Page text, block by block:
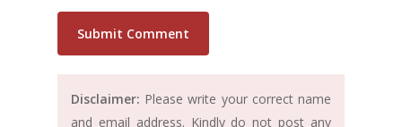
Disclaimer: Please write your correct name
and email address. Kindly do not post any